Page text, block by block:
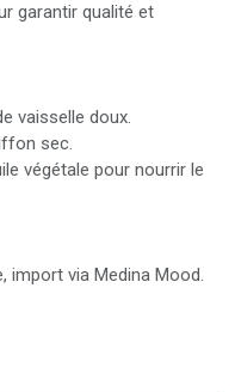
garantir qualité et
vaisselle doux.
sec.
végétale pour nourrir le
import via Medina Mood.